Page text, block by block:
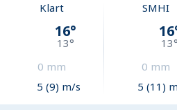
Klart
16°
13°
0 mm
5 (9) m/s
SMHI
16
13°
0 mm
5 (11)